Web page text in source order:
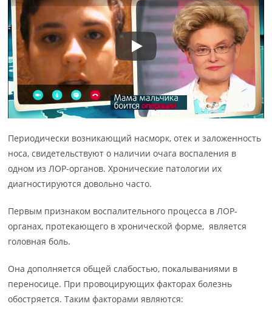
Периодически возникающий насморк, отек и заложенность
носа, свидетельствуют о наличии очага воспаления в
одном из ЛОР-органов. Хронические патологии их
диагностируются довольно часто.
Первым признаком воспалительного процесса в ЛОР-
органах, протекающего в хронической форме, является
головная боль.
Она дополняется общей слабостью, покалываниями в
переносице. При провоцирующих факторах болезнь
обостряется. Таким факторами являются: